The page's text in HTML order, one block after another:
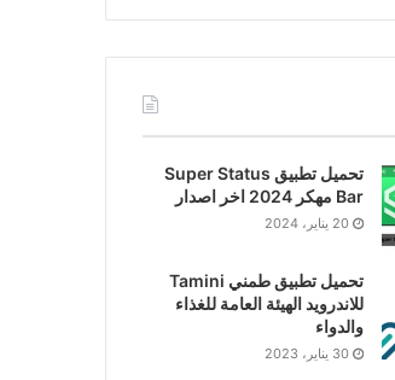
تحميل تطبيق Super Status
Bar مهكر 2024 اخر اصدار
20 يناير، 2024
تحميل تطبيق طمني Tamini
للاندرويد الهيئة العامة للغذاء
والدواء
30 يناير، 2023